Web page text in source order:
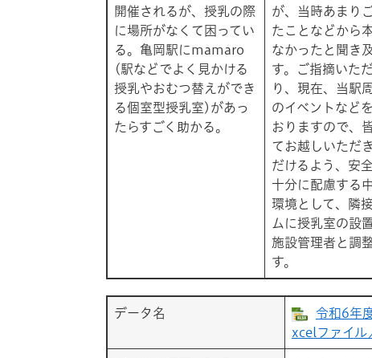
開催されるが、授乳の際
に場所がなくて困ってい
る。亀岡駅にmamaro
(駅などでよく見かける
授乳やおむつ替えができ
る個室型授乳室)があっ
たらすごく助かる。
が、当時あまり
たことなどから
なかったと聞き
す。ご指摘いた
り、現在、当駅
のイベントなど
おりますので、
てお越しいただ
だけるよう、安
十分に配慮する
環境として、隣
ムに授乳室の設
施設管理者と調
す。
データ名
令和6年
xcelファイル